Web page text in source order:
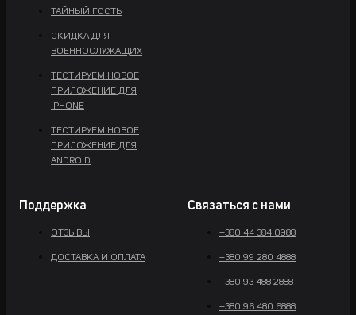
ТАЙНЫЙ ГОСТЬ
СКИДКА ДЛЯ
ВОЕННОСЛУЖАЩИХ
ТЕСТИРУЕМ НОВОЕ
ПРИЛОЖЕНИЕ ДЛЯ
IPHONE
ТЕСТИРУЕМ НОВОЕ
ПРИЛОЖЕНИЕ ДЛЯ
ANDROID
Поддержка
ОТЗЫВЫ
ДОСТАВКА И ОПЛАТА
Связаться с нами
+380 44 384 0988
+380 99 280 4888
+380 93 488 2888
+380 96 480 6888